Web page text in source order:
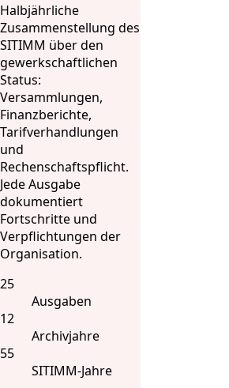
Halbjährliche
Zusammenstellung des
SITIMM über den
gewerkschaftlichen
Status:
Versammlungen,
Finanzberichte,
Tarifverhandlungen
und
Rechenschaftspflicht.
Jede Ausgabe
dokumentiert
Fortschritte und
Verpflichtungen der
Organisation.
25
Ausgaben
12
Archivjahre
55
SITIMM-Jahre